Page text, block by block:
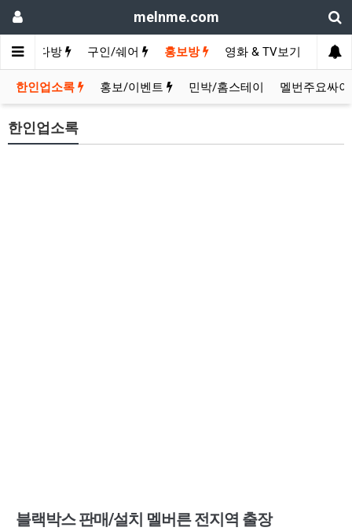
melnme.com
수다방 구인/쉐어 홍보방 영화 & TV보기
한인업소록 홍보/이벤트 민박/홈스테이 멜번주요싸
한인업소록
블랙박스 판매/설치 멜버른 전지역 출장